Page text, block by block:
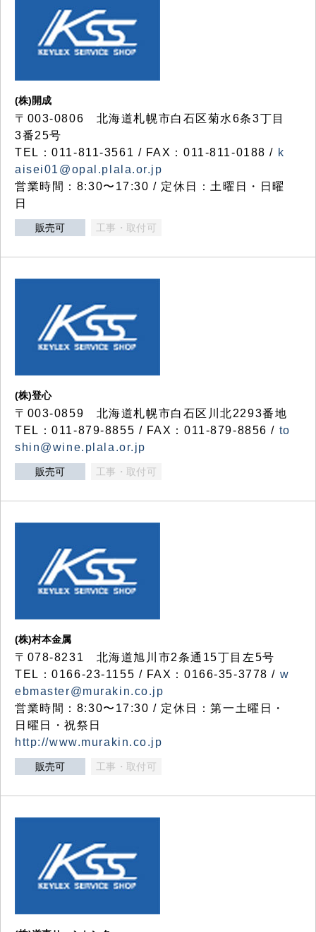
(株)開成
〒003-0806 北海道札幌市白石区菊水6条3丁目
3番25号
TEL：011-811-3561 / FAX：011-811-0188 / k
aisei01@opal.plala.or.jp
営業時間：8:30〜17:30 / 定休日：土曜日・日曜
日
販売可 工事・取付可
(株)登心
〒003-0859 北海道札幌市白石区川北2293番地
TEL：011-879-8855 / FAX：011-879-8856 / to
shin@wine.plala.or.jp
販売可 工事・取付可
(株)村本金属
〒078-8231 北海道旭川市2条通15丁目左5号
TEL：0166-23-1155 / FAX：0166-35-3778 / w
ebmaster@murakin.co.jp
営業時間：8:30〜17:30 / 定休日：第一土曜日・
日曜日・祝祭日
http://www.murakin.co.jp
販売可 工事・取付可